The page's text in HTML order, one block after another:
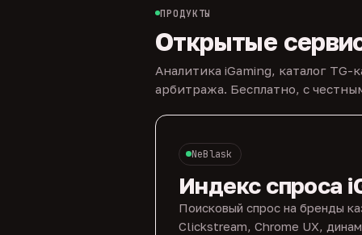
ПРОДУКТЫ
Открытые
Аналитика iGaming, каталог
арбитража. Бесплатно, с
NeBlask
Индекс спроса
Поисковый спрос на бренды
Clickstream, Chrome UX,